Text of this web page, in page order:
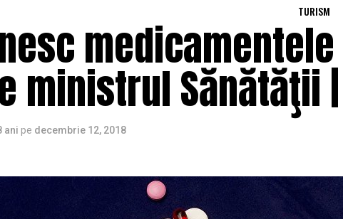
TURISM
medicamentele
ministrul Sănătăţii |
ani pe decembrie 12, 2018